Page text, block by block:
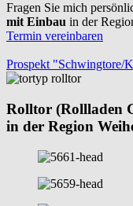
Fragen Sie mich
mit Einbau in der
Termin vereinbaren
Prospekt "Schwingtore/
Rolltor (Rollladen
in der Region